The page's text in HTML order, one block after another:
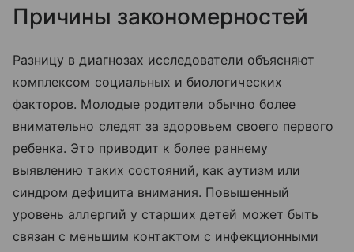
Причины закономерностей
Разницу в диагнозах исследователи объясняют
комплексом социальных и биологических
факторов. Молодые родители обычно более
внимательно следят за здоровьем своего первого
ребенка. Это приводит к более раннему
выявлению таких состояний, как аутизм или
синдром дефицита внимания. Повышенный
уровень аллергий у старших детей может быть
связан с меньшим контактом с инфекционными